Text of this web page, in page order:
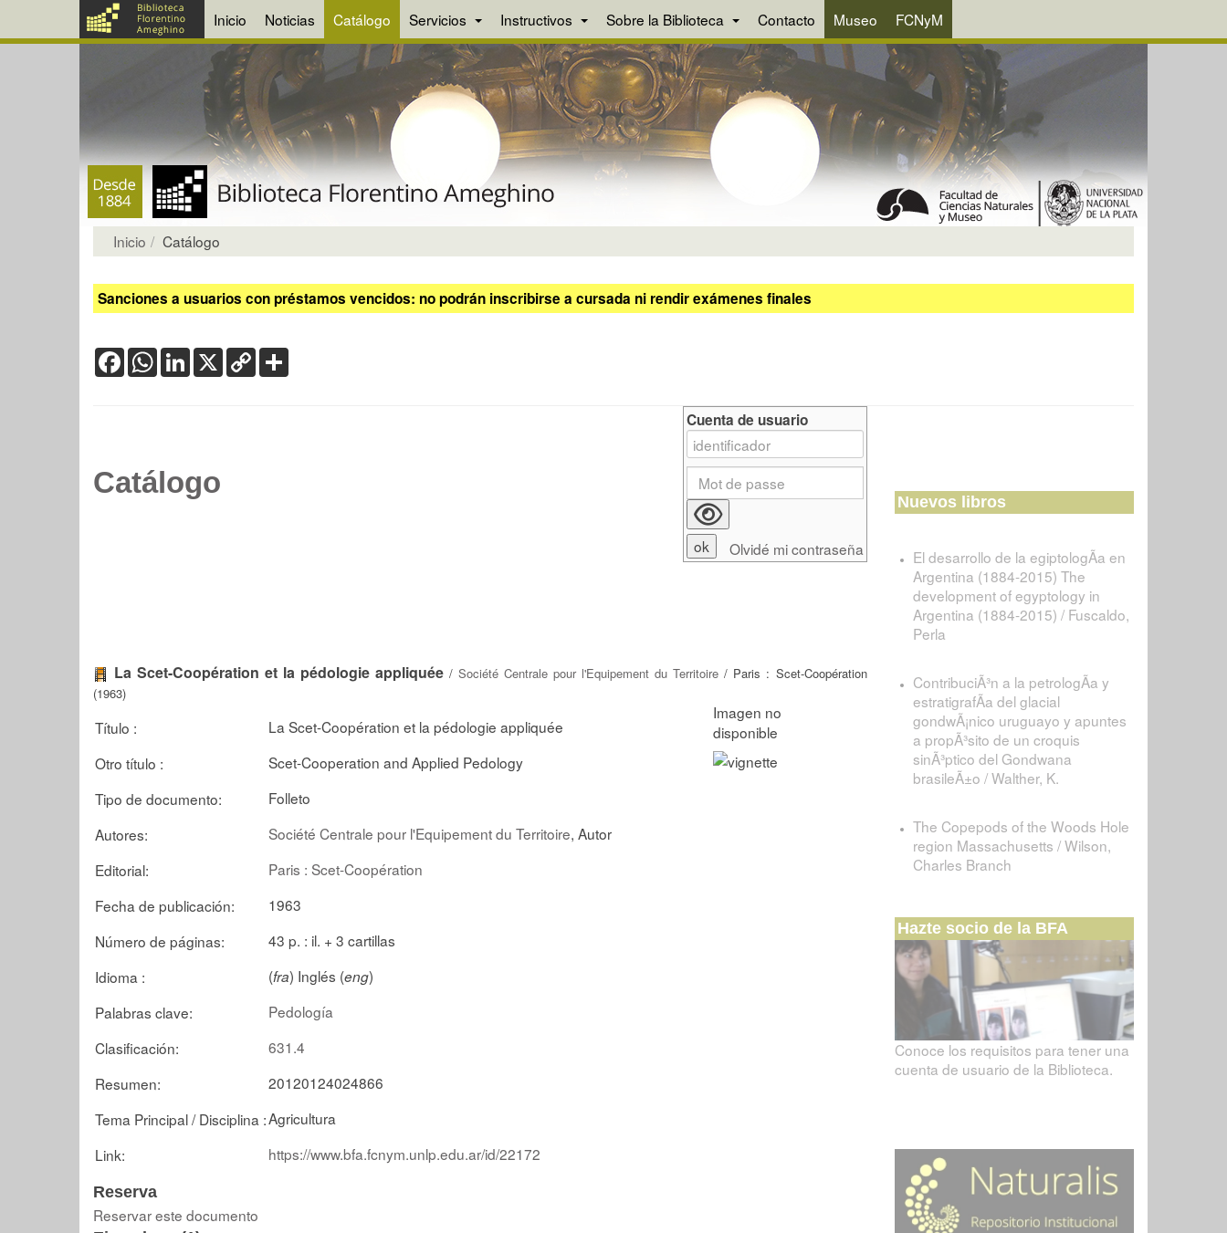
Inicio Noticias Catálogo Servicios Instructivos Sobre la Biblioteca Contacto Museo FCNyM
Inicio Catálogo
Sanciones a usuarios con préstamos vencidos: no podrán inscribirse a cursada ni rendir exámenes finales
FacebookWhatsApp
LinkedIn
X Copy
Link
Catálogo
La Scet-Coopération et la pédologie appliquée /Société Centrale pour l'Equipement du Territoire / Paris : Scet-Coopération
(1963)
Título :
La Scet-Coopération et la pédologie appliquée
Otro título :
Scet-Cooperation and Applied Pedology
Tipo de documento:
Folleto
Autores:
Société Centrale pour l'Equipement du Territoire, Autor
Editorial:
Paris : Scet-Coopération
Fecha de publicación:
1963
Número de páginas:
43 p. : il. + 3 cartillas
Idioma :
(fra) Inglés (eng)
Palabras clave:
Pedología
Clasificación:
631.4
Resumen:
20120124024866
Tema Principal / Disciplina :Agricultura
Link:
https://www.bfa.fcnym.unlp.edu.ar/id/22172
Reserva
Reservar este documento
Cuenta de usuario
Olvidé mi contraseña
Nuevos libros
El desarrollo de la egiptologÃ­a en
Argentina (1884-2015) The
development of egyptology in
Argentina (1884-2015) / Fuscaldo,
Perla
ContribuciÃ³n a la petrologÃ­a y
estratigrafÃ­a del glacial
gondwÃ¡nico uruguayo y apuntes
a propÃ³sito de un croquis
sinÃ³ptico del Gondwana
brasileÃ±o / Walther, K.
The Copepods of the Woods Hole
region Massachusetts / Wilson,
Charles Branch
Hazte socio de la BFA
Conoce los requisitos para tener una
cuenta de usuario de la Biblioteca.